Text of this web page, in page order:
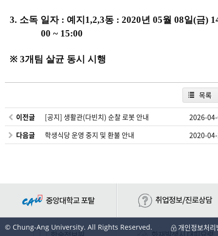
3. 소독 일자 : 예지 1,2,3동 : 2020년 05월 08일(금)
00 ~ 15:00
※ 3개팀 살균 동시 시행
목록
이전글 [공지] 생활관(다빈치) 순찰 로봇 안내
2026-
다음글
학생식당 운영 중지 및 환불 안내 2020-
© Chung-Ang University. All Rights Reserved. 개인정보처리